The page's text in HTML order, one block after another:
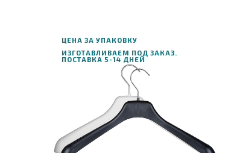
ЦЕНА ЗА УПАКОВКУ
ИЗГОТАВЛИВАЕМ ПОД ЗАКАЗ.
ПОСТАВКА 5-14 ДНЕЙ
В корзину
ЗАКАЗ В ОДИН КЛИК